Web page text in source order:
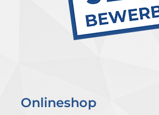
Onlineshop